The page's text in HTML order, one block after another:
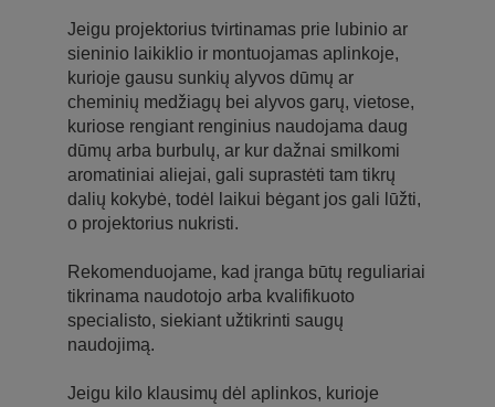
Jeigu projektorius tvirtinamas prie lubinio ar
sieninio laikiklio ir montuojamas aplinkoje,
kurioje gausu sunkių alyvos dūmų ar
cheminių medžiagų bei alyvos garų, vietose,
kuriose rengiant renginius naudojama daug
dūmų arba burbulų, ar kur dažnai smilkomi
aromatiniai aliejai, gali suprastėti tam tikrų
dalių kokybė, todėl laikui bėgant jos gali lūžti,
o projektorius nukristi.
Rekomenduojame, kad įranga būtų reguliariai
tikrinama naudotojo arba kvalifikuoto
specialisto, siekiant užtikrinti saugų
naudojimą.
Jeigu kilo klausimų dėl aplinkos, kurioje